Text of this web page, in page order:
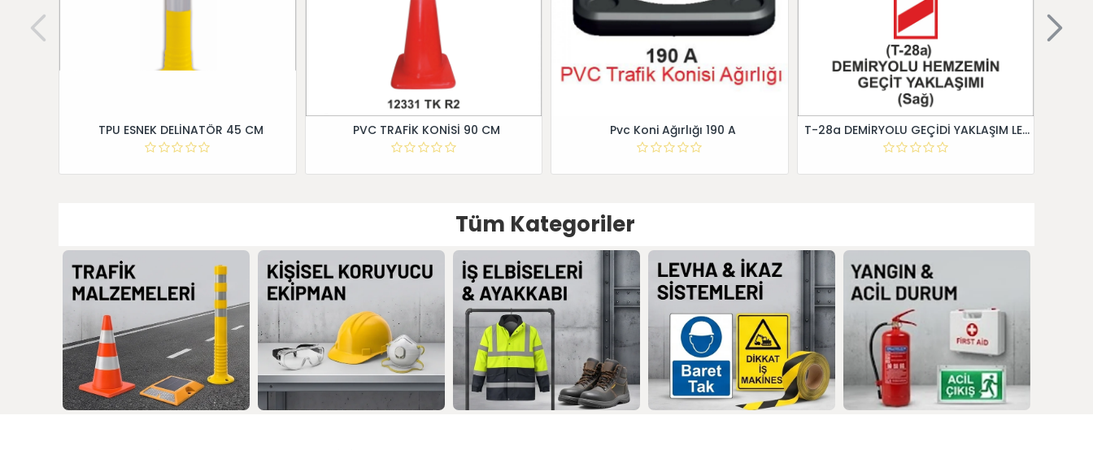
TPU ESNEK DELİNATÖR 45 CM PVC TRAFİK KONİSİ 90 CM Pvc Koni Ağırlığı 190 A T-28a DEMİRYOLU GEÇİDİ YAKLAŞIM LEVHALARI (Sağ)
Tüm Kategoriler